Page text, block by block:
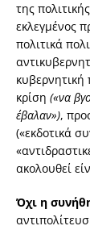
της
εκλεγμένος
πολιτικά
κρίση («να
έβαλαν»),
(«εκδοτικά
ακολουθεί
Όχι η